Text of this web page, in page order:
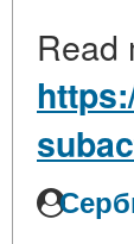
Read